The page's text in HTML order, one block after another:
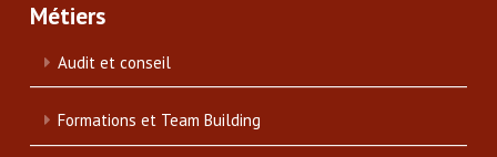
Métiers
Audit et conseil
Formations et Team Building